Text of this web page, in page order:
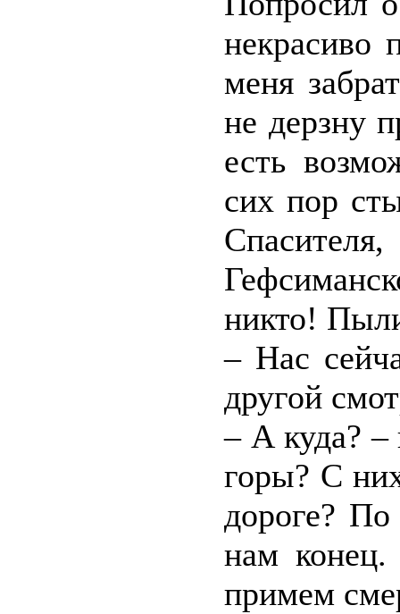
некрасиво
меня
не дерзну
есть
сих пор
никто!
– Нас
другой
– А куда? –
горы? С
дороге?
нам конец.
примем